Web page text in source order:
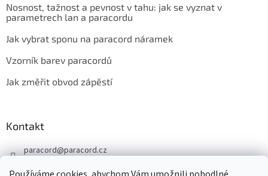
Nosnost, tažnost a pevnost v tahu: jak se vyznat v
parametrech lan a paracordu
Jak vybrat sponu na paracord náramek
Vzorník barev paracordů
Jak změřit obvod zápěstí
Kontakt
paracord@paracord.cz
+420 603 230 467